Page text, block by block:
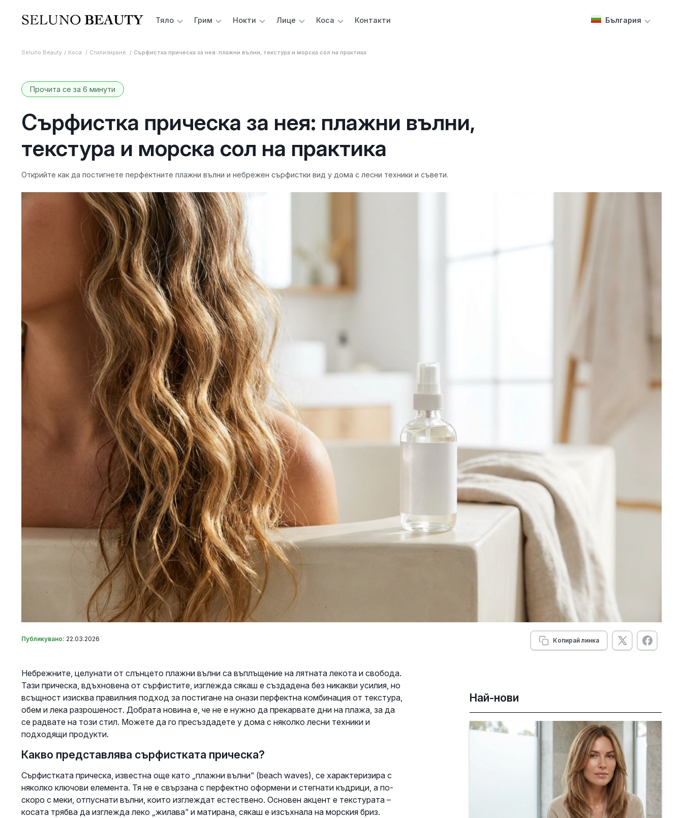
Тяло Грим Нокти Лице Коса Контакти България
Seluno Beauty Коса Стилизиране Сърфистка прическа за нея: плажни вълни, текстура и морска сол на практика
Прочита се за 6 минути
Сърфистка прическа за нея: плажни вълни,
текстура и морска сол на практика
Открийте как да постигнете перфектните плажни вълни и небрежен сърфистки вид у дома с лесни техники и съвети.
Публикувано: 22.03.2026 Копирай линка
Небрежните, целунати от слънцето плажни вълни са въплъщение на лятната лекота и свобода.
Тази прическа, вдъхновена от сърфистите, изглежда сякаш е създадена без никакви усилия, но
всъщност изисква правилния подход за постигане на онази перфектна комбинация от текстура,
обем и лека разрошеност. Добрата новина е, че не е нужно да прекарвате дни на плажа, за да
се радвате на този стил. Можете да го пресъздадете у дома с няколко лесни техники и
подходящи продукти.
Какво представлява сърфистката прическа?
Сърфистката прическа, известна още като „плажни вълни“ (beach waves), се характеризира с
няколко ключови елемента. Тя не е свързана с перфектно оформени и стегнати къдрици, а по-
скоро с меки, отпуснати вълни, които изглеждат естествено. Основен акцент е текстурата –
косата трябва да изглежда леко „жилава“ и матирана, сякаш е изсъхнала на морския бриз.
Най-нови